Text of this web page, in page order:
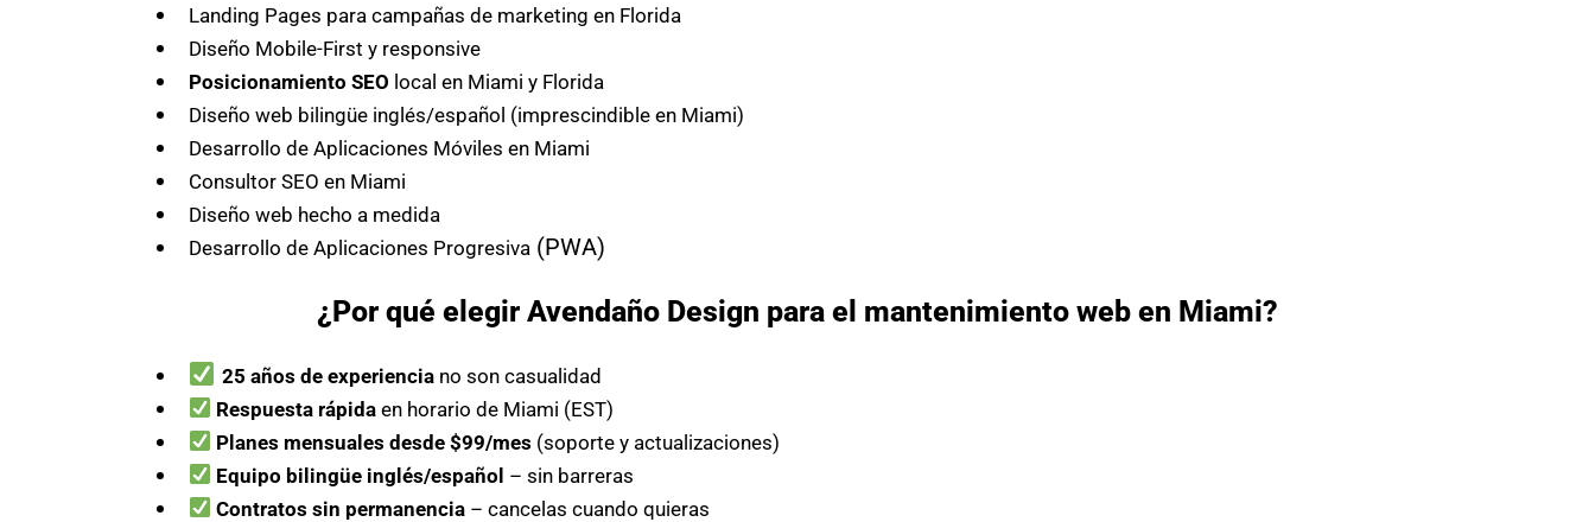
Landing Pages para campañas de marketing en Florida
Diseño Mobile-First y responsive
Posicionamiento SEO local en Miami y Florida
Diseño web bilingüe inglés/español (imprescindible en Miami)
Desarrollo de Aplicaciones Móviles en Miami
Consultor SEO en Miami
Diseño web hecho a medida
Desarrollo de Aplicaciones Progresiva (PWA)
¿Por qué elegir Avendaño Design para el mantenimiento web en Miami?
25 años de experienciano son casualidad
Respuesta rápida en horario de Miami (EST)
Planes mensuales desde $99/mes (soporte y actualizaciones)
Equipo bilingüe inglés/español – sin barreras
Contratos sin permanencia – cancelas cuando quieras